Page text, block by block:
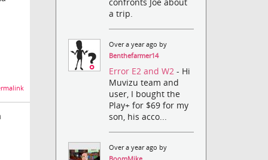
a trip.
Over a year ago by
Benthefarmer14
Error E2 and W2- Hi
Muvizu team and
user, I bought the
Play+ for $69 for my
son, his acco...
Over a year ago by